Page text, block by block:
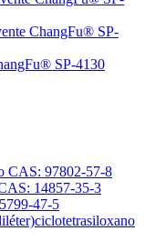
ChangFu® SP-
SP-4130
CAS: 97802-57-8
14857-35-3
47-5